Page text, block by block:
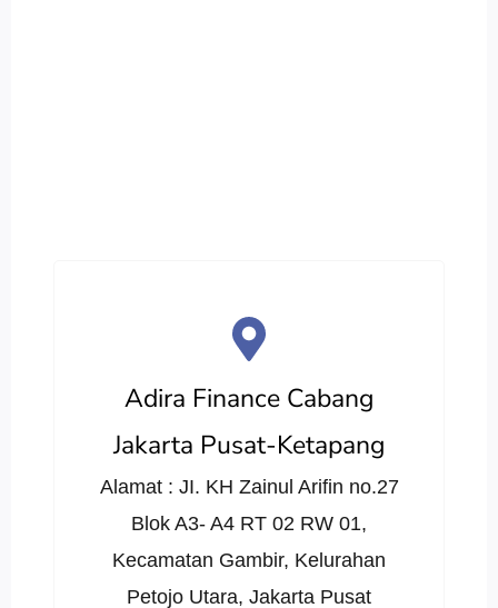
Adira Finance Cabang
Jakarta Pusat-Ketapang
Alamat : JI. KH Zainul Arifin no.27
Blok A3- A4 RT 02 RW 01,
Kecamatan Gambir, Kelurahan
Petojo Utara, Jakarta Pusat